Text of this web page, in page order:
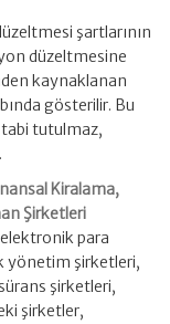
şartlarının
düzeltmesine
kaynaklanan
gösterilir. Bu
tabi tutulmaz,
Kiralama,
Şirketleri
para
yönetim şirketleri,
şirketleri,
şirketler,